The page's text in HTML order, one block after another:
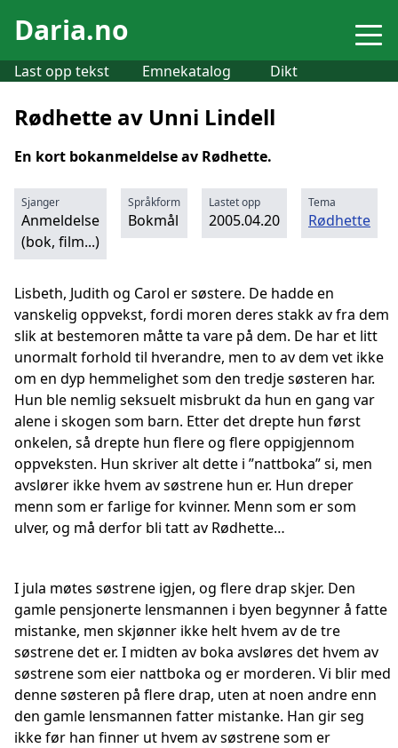
Daria.no
Last opp tekst Emnekatalog Dikt
Rødhette av Unni Lindell
En kort bokanmeldelse av Rødhette.
Sjanger
Anmeldelse
(bok, film...)
Språkform
Bokmål
Lastet opp
2005.04.20
Tema
Rødhette
Lisbeth, Judith og Carol er søstere. De hadde en
vanskelig oppvekst, fordi moren deres stakk av fra dem
slik at bestemoren måtte ta vare på dem. De har et litt
unormalt forhold til hverandre, men to av dem vet ikke
om en dyp hemmelighet som den tredje søsteren har.
Hun ble nemlig seksuelt misbrukt da hun en gang var
alene i skogen som barn. Etter det drepte hun først
onkelen, så drepte hun flere og flere oppigjennom
oppveksten. Hun skriver alt dette i ”nattboka” si, men
avslører ikke hvem av søstrene hun er. Hun dreper
menn som er farlige for kvinner. Menn som er som
ulver, og må derfor bli tatt av Rødhette…
I jula møtes søstrene igjen, og flere drap skjer. Den
gamle pensjonerte lensmannen i byen begynner å fatte
mistanke, men skjønner ikke helt hvem av de tre
søstrene det er. I midten av boka avsløres det hvem av
søstrene som eier nattboka og er morderen. Vi blir med
denne søsteren på flere drap, uten at noen andre enn
den gamle lensmannen fatter mistanke. Han gir seg
ikke før han finner ut hvem av søstrene som er